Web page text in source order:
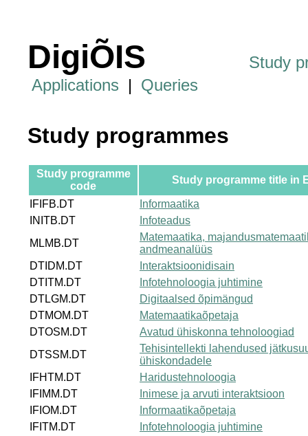
DigiÕIS
Study
Applications | Queries
Study programmes
Study programme
code
Study programme title in
IFIFB.DT
Informaatika
INITB.DT
Infoteadus
MLMB.DT
Matemaatika,
andmeanalüüs
DTIDM.DT
Interaktsioonidisain
DTITM.DT
Infotehnoloogia juhtimine
DTLGM.DT
Digitaalsed õpimängud
DTMOM.DT
Matemaatikaõpetaja
DTOSM.DT
Avatud ühiskonna tehnoloogiad
DTSSM.DT
Tehisintellekti lahendused
ühiskondadele
IFHTM.DT
Haridustehnoloogia
IFIMM.DT
Inimese ja arvuti interaktsioon
IFIOM.DT
Informaatikaõpetaja
IFITM.DT
Infotehnoloogia juhtimine